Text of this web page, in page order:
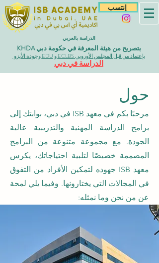
إنتسب
الدراسة بالعربي
بتصريح من هيئة المعرفة في حكومة دبي KHDA
بإعتماد من قبل المجلس الأوروبي ECLBS و EDU وجودة الأيزو
الدراسة في دبي
حول
مرحبًا بكم في معهد ISB في دبي، بوابتك إلى
برامج الدراسة المهنية والتدريبية عالية
الجودة. مع مجموعة متنوعة من البرامج
المصممة خصيصًا لتلبية احتياجاتك، يكرس
معهد ISB جهوده لتمكين الأفراد من التفوق
في المجالات التي يختارونها. وفيما يلي لمحة
عن من نحن وما نمثله: